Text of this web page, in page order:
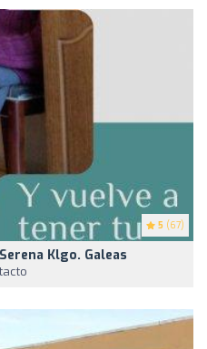
5 (67)
Klgo. Galeas